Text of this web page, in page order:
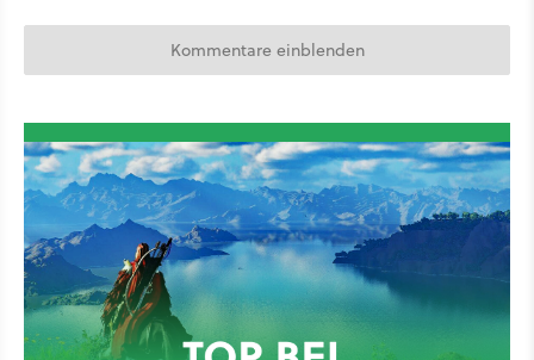
Kommentare einblenden